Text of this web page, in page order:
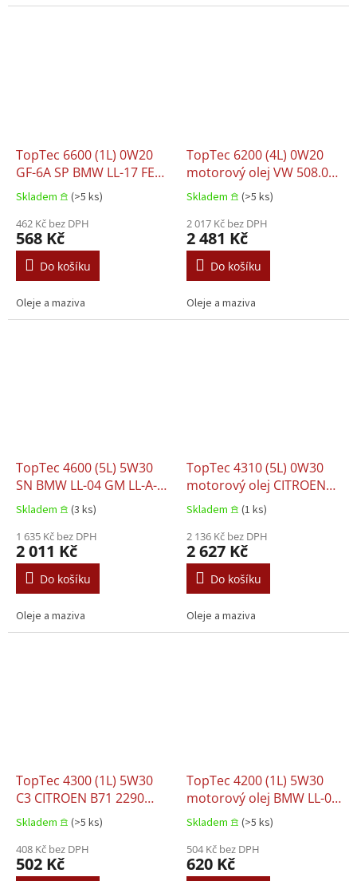
TopTec 6600 (1L) 0W20
GF-6A SP BMW LL-17 FE+
CHRYSLER MS-12145
FORD M2C947 B1 JAGUAR
03.5006 LAND ROVER
03.5006 MB 229.71 OPEL
OV0401547 VAUXHALL
OV0401547
Skladem 𖠿 (>5 ks)
462 Kč bez DPH
568 Kč
Do košíku
Oleje a maziva
TopTec 6200 (4L) 0W20
motorový olej VW 508.00
VW 509.00
Skladem 𖠿 (>5 ks)
2 017 Kč bez DPH
2 481 Kč
Do košíku
Oleje a maziva
TopTec 4600 (5L) 5W30
SN BMW LL-04 GM LL-A-
025 GM LL-B-025 MB
229.51 OPEL LL-A-025
OPEL LL-B-025 VW 502.00
VW 505.00 VW 505.01
Skladem 𖠿 (3 ks)
1 635 Kč bez DPH
2 011 Kč
Do košíku
Oleje a maziva
TopTec 4310 (5L) 0W30
motorový olej CITROEN
B71 2312 FIAT 9.55535
DS1 FIAT 9.55535 GS1
PEUGEOT B71 2312
Skladem 𖠿 (1 ks)
2 136 Kč bez DPH
2 627 Kč
Do košíku
Oleje a maziva
TopTec 4300 (1L) 5W30
C3 CITROEN B71 2290
FIAT 9.55535 S1 HONDA
HYUNDAI KIA MB 226.52
MB 229.31 MB 229.51 MB
229.52 MITSUBISHI
Skladem 𖠿 (>5 ks)
408 Kč bez DPH
502 Kč
TopTec 4200 (1L) 5W30
motorový olej BMW LL-01
FE model do KONCE 2018
BMW LL-01 model do
KONCE 2018 BMW LL-04
FIAT 9.55535 S1 FIAT
Skladem 𖠿 (>5 ks)
504 Kč bez DPH
620 Kč